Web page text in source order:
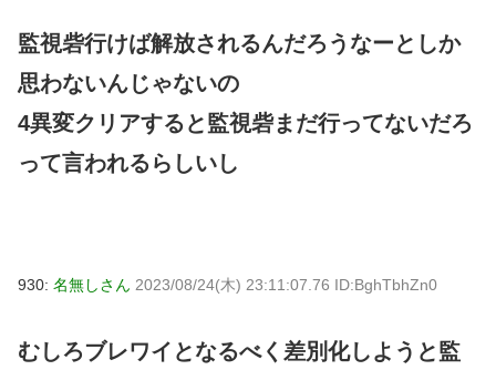
監視砦行けば解放されるんだろうなーとしか
思わないんじゃないの
4異変クリアすると監視砦まだ行ってないだろ
って言われるらしいし
930: 名無しさん 2023/08/24(木) 23:11:07.76 ID:BghTbhZn0
むしろブレワイとなるべく差別化しようと監